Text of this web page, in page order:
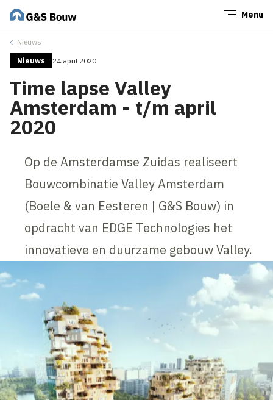
Menu
Nieuws
Nieuws 24 april 2020
Time lapse Valley
Amsterdam - t/m april
2020
Op de Amsterdamse Zuidas realiseert
Bouwcombinatie Valley Amsterdam
(Boele & van Eesteren | G&S Bouw) in
opdracht van EDGE Technologies het
innovatieve en duurzame gebouw Valley.
Sluiten